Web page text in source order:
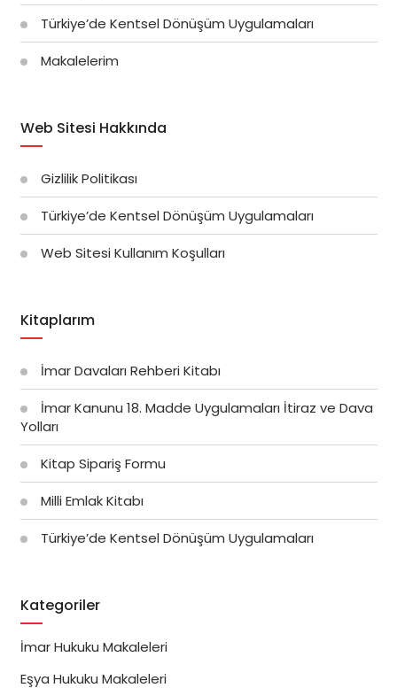
Türkiye’de Kentsel Dönüşüm Uygulamaları
Makalelerim
Web Sitesi Hakkında
Gizlilik Politikası
Türkiye’de Kentsel Dönüşüm Uygulamaları
Web Sitesi Kullanım Koşulları
Kitaplarım
İmar Davaları Rehberi Kitabı
İmar Kanunu 18. Madde Uygulamaları İtiraz ve Dava
Yolları
Kitap Sipariş Formu
Milli Emlak Kitabı
Türkiye’de Kentsel Dönüşüm Uygulamaları
Kategoriler
İmar Hukuku Makaleleri
Eşya Hukuku Makaleleri